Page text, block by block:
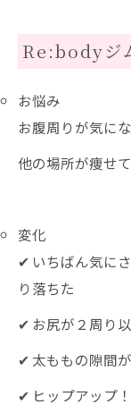
Re:bodyジ
お悩み
お腹周りが気に
他の場所が痩せ
変化
✔ いちばん気に
り落ちた
✔ お尻が２周り
✔ 太ももの隙間
✔ ヒップアップ！